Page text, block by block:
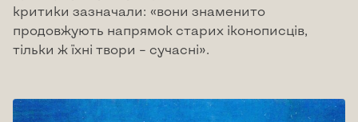
критики зазначали: «вони знаменито
продовжують напрямок старих іконописців,
тільки ж їхні твори – сучасні».